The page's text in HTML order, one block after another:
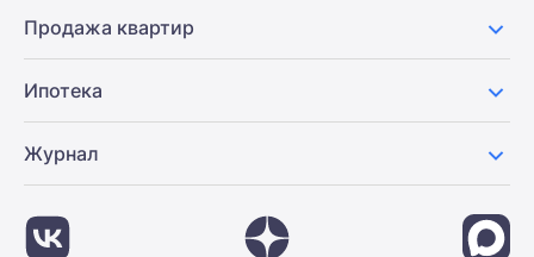
Продажа квартир
Ипотека
Журнал